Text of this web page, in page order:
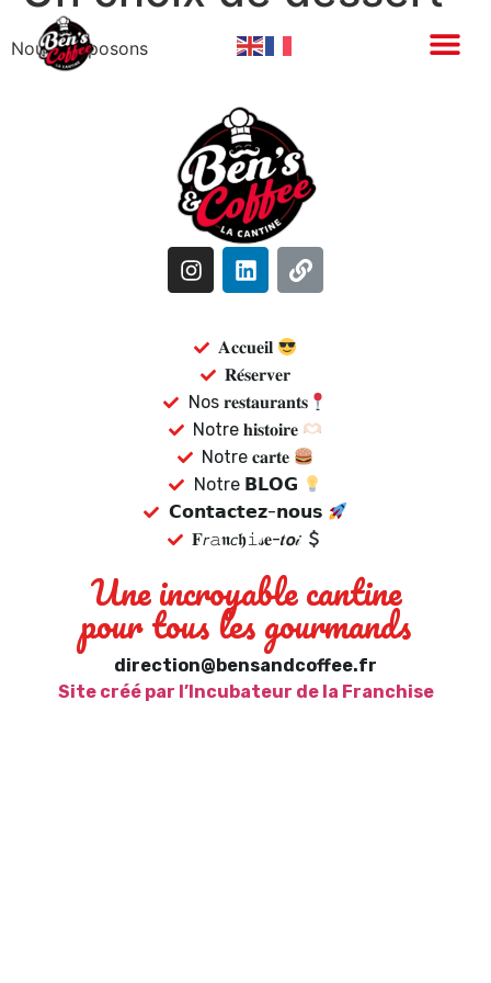
Nous proposons
Une incroyable cantine
pour tous les gourmands
direction@bensandcoffee.fr
Site créé par l’Incubateur de la Franchise
𝐀𝐜𝐜𝐮𝐞𝐢𝐥
𝐑𝐞́𝐬𝐞𝐫𝐯𝐞𝐫
Nos 𝐫𝐞𝐬𝐭𝐚𝐮𝐫𝐚𝐧𝐭𝐬
Notre 𝐡𝐢𝐬𝐭𝐨𝐢𝐫𝐞
Notre 𝐜𝐚𝐫𝐭𝐞
Notre 𝗕𝗟𝗢𝗚
𝗖𝗼𝗻𝘁𝗮𝗰𝘁𝗲𝘇-𝗻𝗼𝘂𝘀
𝐅𝘳𝚊𝖓𝘤𝖍𝚒𝓈𝐞-𝒕𝙤𝒾